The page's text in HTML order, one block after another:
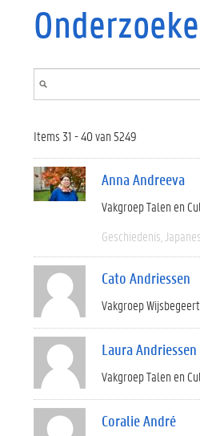
Items 31 - 40 van 5249
Anna Andreeva
Vakgroep Talen en
Geschiedenis
Cato Andriessen
Vakgroep
Laura Andriessen
Vakgroep Talen en
Coralie André